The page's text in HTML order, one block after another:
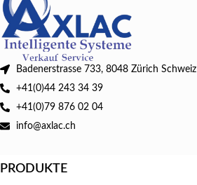
Badenerstrasse 733, 8048 Zürich Schweiz
+41(0)44 243 34 39
+41(0)79 876 02 04
info@axlac.ch
PRODUKTE